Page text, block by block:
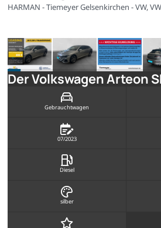
HARMAN - Tiemeyer Gelsenkirchen - VW,
Der Volkswagen Arteon
Gebrauchtwagen
07/2023
Diesel
silber